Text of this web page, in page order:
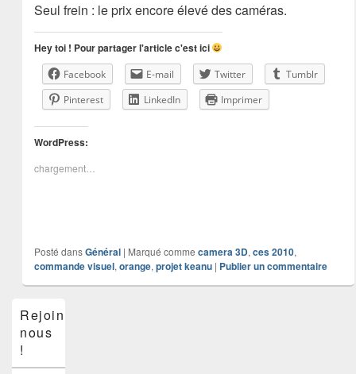
Seul frein : le prix encore élevé des caméras.
Hey toi ! Pour partager l'article c'est ici
Facebook E-mail Twitter
Tumblr
Pinterest
LinkedIn Imprimer
WordPress:
chargement…
Posté dans Général | Marqué comme camera 3D, ces 2010,
commande visuel, orange, projet keanu | Publier un commentaire
principale
de
widget
Rejoins-
nous
!